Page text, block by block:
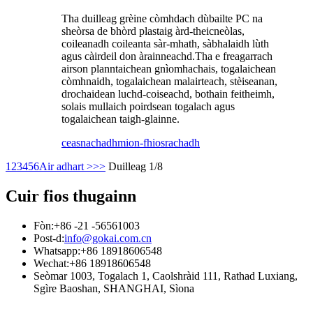
Tha duilleag grèine còmhdach dùbailte PC na
sheòrsa de bhòrd plastaig àrd-theicneòlas,
coileanadh coileanta sàr-mhath, sàbhalaidh lùth
agus càirdeil don àrainneachd.Tha e freagarrach
airson planntaichean gnìomhachais, togalaichean
còmhnaidh, togalaichean malairteach, stèiseanan,
drochaidean luchd-coiseachd, bothain feitheimh,
solais mullaich poirdsean togalach agus
togalaichean taigh-glainne.
ceasnachadhmion-fhiosrachadh
1 23456Air adhart >>> Duilleag 1/8
Cuir fios thugainn
Fòn:+86 -21 -56561003
Post-d:info@gokai.com.cn
Whatsapp:+86 18918606548
Wechat:+86 18918606548
Seòmar 1003, Togalach 1, Caolshràid 111, Rathad Luxiang,
Sgìre Baoshan, SHANGHAI, Sìona